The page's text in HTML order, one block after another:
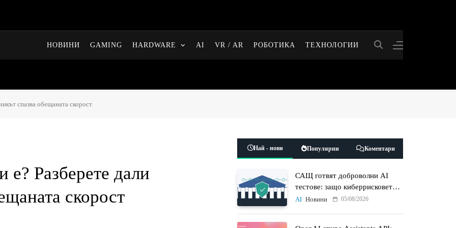
НОВИНИ GAMING HARDWARE AI VR / AR РОБОТИКА ТЕХНОЛОГИИ
спазва обещаната скорост
е? Разберете дали
скорост
Най - нови Популярни Коментари
САЩ готвят доброволни AI
тестове: защо киберрисковете
на моделите стават
AI Новини 05/08/2026